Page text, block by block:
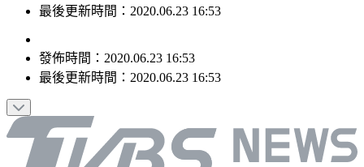
最後更新時間：2020.06.23 16:53
發佈時間： 2020.06.23 16:53
最後更新時間： 2020.06.23 16:53